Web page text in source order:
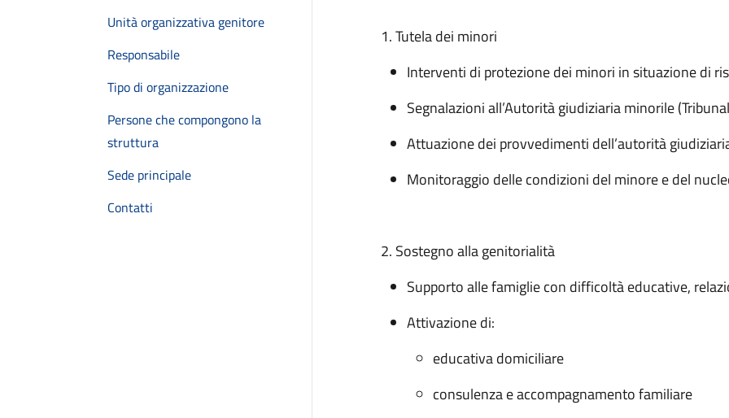
Unità organizzativa genitore
Responsabile
Tipo di organizzazione
Persone che compongono la
struttura
Sede principale
Contatti
1. Tutela dei minori
Interventi di protezione dei minori in situazione di
Segnalazioni all’Autorità giudiziaria minorile
Attuazione dei provvedimenti dell’autorità
Monitoraggio delle condizioni del minore e del
2. Sostegno alla genitorialità
Supporto alle famiglie con difficoltà educative,
Attivazione di:
educativa domiciliare
consulenza e accompagnamento familiare